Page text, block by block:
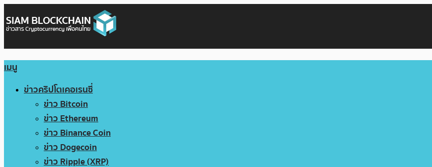
เมนู
ข่าวคริปโตเคอเรนซี่
ข่าว Bitcoin
ข่าว Ethereum
ข่าว Binance Coin
ข่าว Dogecoin
ข่าว Ripple (XRP)